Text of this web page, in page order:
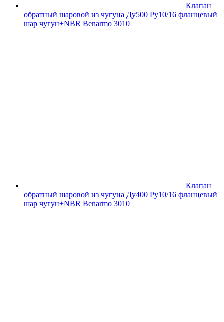
Клапан
обратный шаровой из чугуна Ду500 Ру10/16 фланцевый
шар чугун+NBR Benarmo 3010
Клапан
обратный шаровой из чугуна Ду400 Ру10/16 фланцевый
шар чугун+NBR Benarmo 3010